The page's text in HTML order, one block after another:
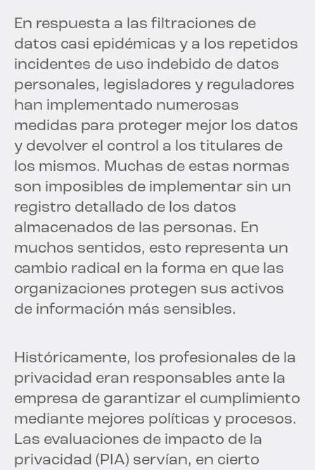
En respuesta a las filtraciones de
datos casi epidémicas y a los repetidos
incidentes de uso indebido de datos
personales, legisladores y reguladores
han implementado numerosas
medidas para proteger mejor los datos
y devolver el control a los titulares de
los mismos. Muchas de estas normas
son imposibles de implementar sin un
registro detallado de los datos
almacenados de las personas. En
muchos sentidos, esto representa un
cambio radical en la forma en que las
organizaciones protegen sus activos
de información más sensibles.
Históricamente, los profesionales de la
privacidad eran responsables ante la
empresa de garantizar el cumplimiento
mediante mejores políticas y procesos.
Las evaluaciones de impacto de la
privacidad (PIA) servían, en cierto